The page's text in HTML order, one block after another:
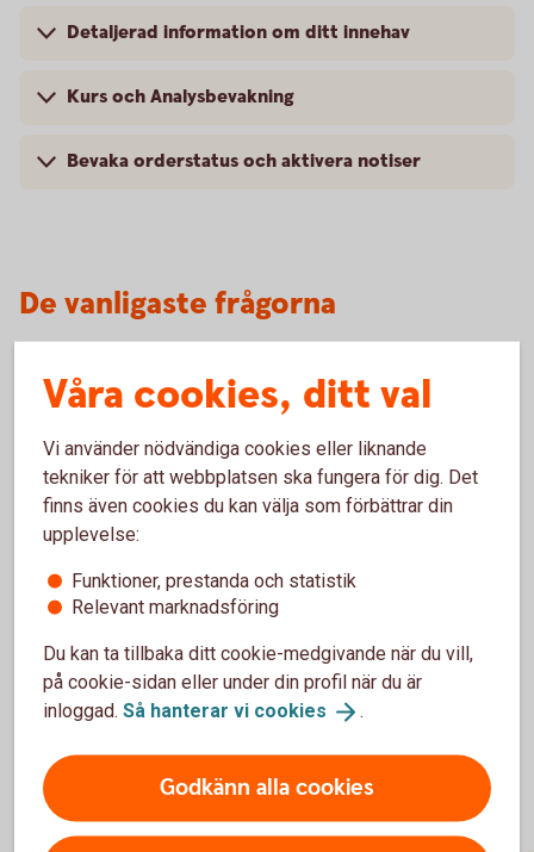
Detaljerad information om ditt innehav
Kurs och Analysbevakning
Bevaka orderstatus och aktivera notiser
De vanligaste frågorna
Vilka marknader är möjliga att handla på?
Hur skaffar jag en Värdepapperstjänst (depå)?
Vad är köpkraft?
Här hittar du fler frågor ochsvar
Våra cookies, ditt val
Vi använder nödvändiga cookies eller liknande
tekniker för att webbplatsen ska fungera för dig. Det
finns även cookies du kan välja som förbättrar din
upplevelse:
Funktioner, prestanda och statistik
Relevant marknadsföring
Du kan ta tillbaka ditt cookie-medgivande när du vill,
på cookie-sidan eller under din profil när du är
inloggad. Så hanterar vi cookies .
Godkänn alla cookies